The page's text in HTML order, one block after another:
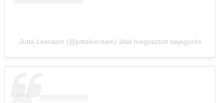
Jutta Leerdam (@juttaleerdam) által megosztott bejegyzés